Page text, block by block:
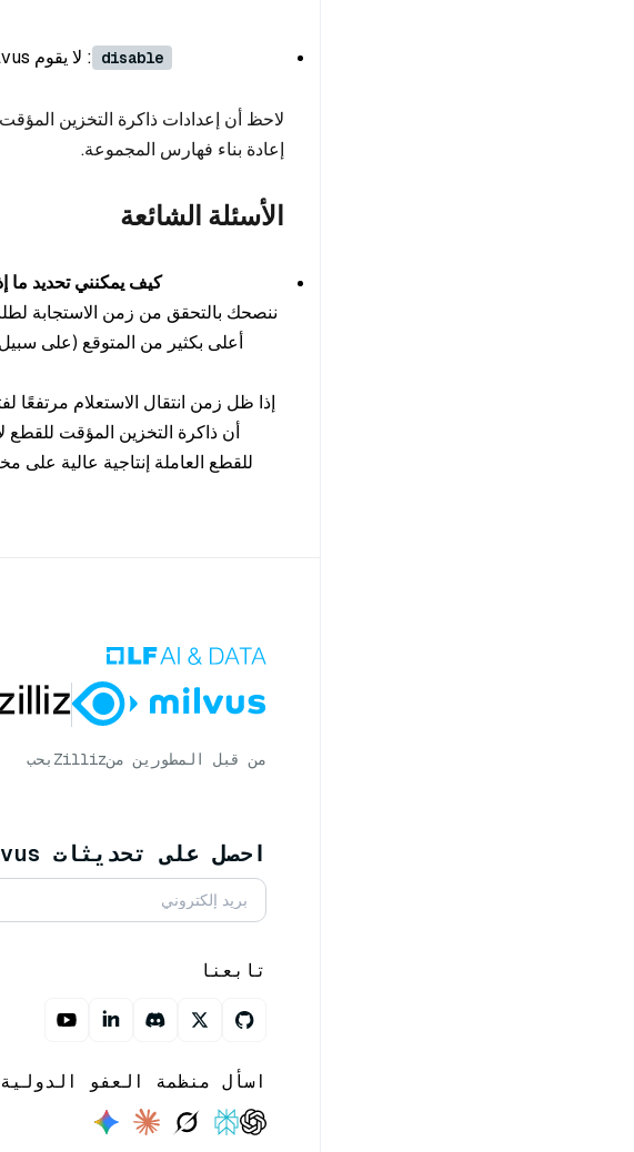
disable : لا يقوم Milvus بتحميل البيانات مسبقاً في ذاكرة التخزين المؤقت للذاكرة.
لاحظ أن إعدادات ذاكرة التخزين
إعادة بناء فهارس المجموعة.
الأسئلة الشائعة
كيف يمكنني تحديد ما
ننصحك بالتحقق من زمن الاستجابة
أعلى بكثير من المتوقع (على
إذا ظل زمن انتقال الاستعلام مرتفعًا
أن ذاكرة التخزين المؤقت للقطع
للقطع العاملة إنتاجية عالية على
من قبل المطورين منZilliz بحب
احصل على تحديثات Milvus
تابعنا
اسأل منظمة العفو